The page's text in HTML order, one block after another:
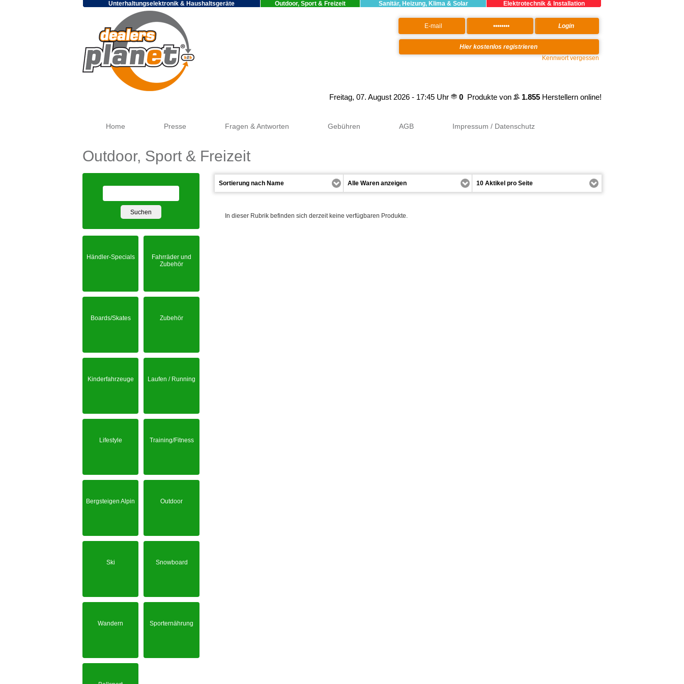
Unterhaltungselektronik & Haushaltsgeräte Outdoor, Sport & Freizeit Sanitär, Heizung, Klima & Solar Elektrotechnik & Installation
Kennwort vergessen
Freitag, 07. August 2026 - 17:45 Uhr 0 Produkte von 1.855 Herstellern online!
Home Presse Fragen & Antworten Gebühren AGB Impressum / Datenschutz
Outdoor, Sport & Freizeit
In dieser Rubrik befinden sich derzeit keine verfügbaren Produkte.
Händler-Specials
Fahrräder und
Zubehör
Boards/Skates Zubehör
Kinderfahrzeuge Laufen / Running
Lifestyle Training/Fitness
Bergsteigen Alpin Outdoor
Ski Snowboard
Wandern Sporternährung